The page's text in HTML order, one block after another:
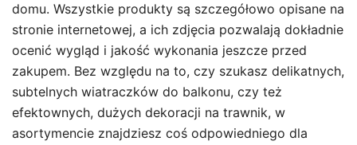
domu. Wszystkie produkty są szczegółowo opisane na
stronie internetowej, a ich zdjęcia pozwalają dokładnie
ocenić wygląd i jakość wykonania jeszcze przed
zakupem. Bez względu na to, czy szukasz delikatnych,
subtelnych wiatraczków do balkonu, czy też
efektownych, dużych dekoracji na trawnik, w
asortymencie znajdziesz coś odpowiedniego dla